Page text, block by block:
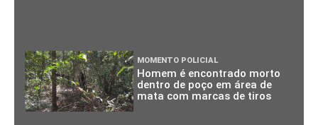
MOMENTO POLICIAL
Homem é encontrado morto
dentro de poço em área de
mata com marcas de tiros